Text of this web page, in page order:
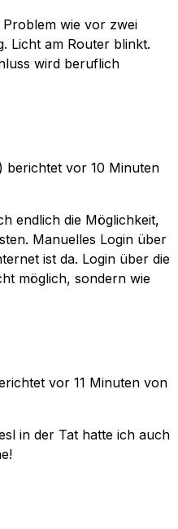
Problem wie vor zwei
Licht am Router blinkt.
wird beruflich
berichtet vor 10 Minuten
endlich die Möglichkeit,
Manuelles Login über
ist da. Login über die
möglich, sondern wie
vor 11 Minuten von
in der Tat hatte ich auch